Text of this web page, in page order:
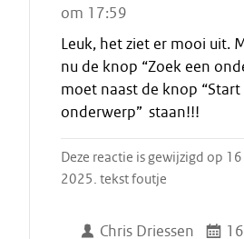
om 17:59
Leuk, het ziet er mooi uit.
nu de knop “Zoek een
moet naast de knop “Start
onderwerp” staan!!!
Deze reactie is gewijzigd op
2025. tekst foutje
Chris Driessen